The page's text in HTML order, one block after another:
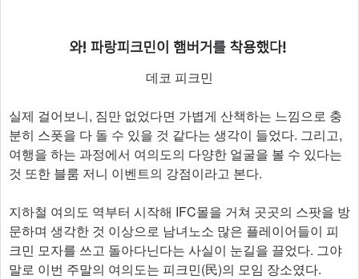
데코 피크민
실제 걸어보니, 짐만 없었다면 가볍게 산책하는 느낌으로 충
분히 스폿을 다 돌 수 있을 것 같다는 생각이 들었다. 그리고,
여행을 하는 과정에서 여의도의 다양한 얼굴을 볼 수 있다는
것 또한 블룸 저니 이벤트의 강점이라고 본다.
지하철 여의도 역부터 시작해 IFC몰을 거쳐 곳곳의 스팟을 방
문하며 생각한 것 이상으로 남녀노소 많은 플레이어들이 피
크민 모자를 쓰고 돌아다닌다는 사실이 눈길을 끌었다. 그야
말로 이번 주말의 여의도는 피크민(民)의 모임 장소였다.